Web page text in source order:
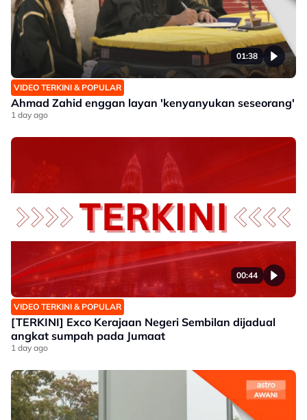
01:38
VIDEO TERKINI & POPULAR
Ahmad Zahid enggan layan 'kenyanyukan seseorang'
1 day ago
00:44
VIDEO TERKINI & POPULAR
[TERKINI] Exco Kerajaan Negeri Sembilan dijadual
angkat sumpah pada Jumaat
1 day ago